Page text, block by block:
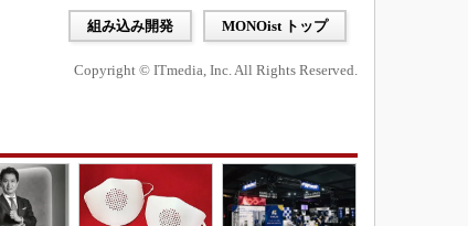
組み込み開発 MONOist トップ
Copyright © ITmedia, Inc. All Rights Reserved.